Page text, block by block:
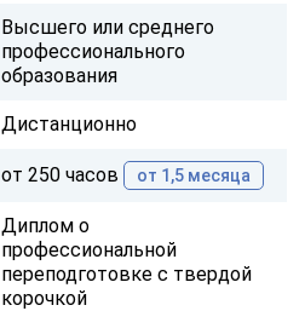
Высшего или среднего
профессионального
образования
Дистанционно
от 250 часов от 1,5 месяца
Диплом о
профессиональной
переподготовке с твердой
корочкой